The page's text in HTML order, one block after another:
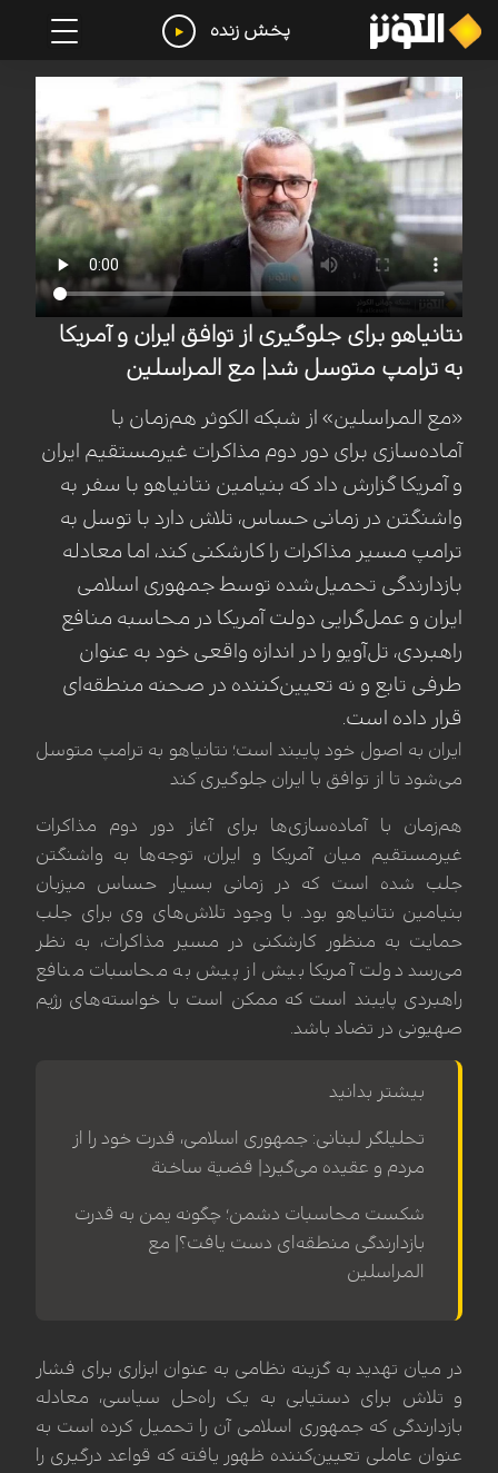
پخش زنده
نتانیاهو برای جلوگیری از توافق ایران و آمریکا
به ترامپ متوسل شد| مع المراسلین
«مع المراسلین» از شبکه الکوثر هم‌زمان با
آماده‌سازی برای دور دوم مذاکرات غیرمستقیم ایران
و آمریکا گزارش داد که بنیامین نتانیاهو با سفر به
واشنگتن در زمانی حساس، تلاش دارد با توسل به
ترامپ مسیر مذاکرات را کارشکنی کند، اما معادله
بازدارندگی تحمیل‌شده توسط جمهوری اسلامی
ایران و عمل‌گرایی دولت آمریکا در محاسبه منافع
راهبردی، تل‌آویو را در اندازه واقعی خود به عنوان
طرفی تابع و نه تعیین‌کننده در صحنه منطقه‌ای
قرار داده است.
ایران به اصول خود پایبند است؛ نتانیاهو به ترامپ متوسل
می‌شود تا از توافق با ایران جلوگیری کند
هم‌زمان با آماده‌سازی‌ها برای آغاز دور دوم مذاکرات
غیرمستقیم میان آمریکا و ایران، توجه‌ها به واشنگتن
جلب شده است که در زمانی بسیار حساس میزبان
بنیامین نتانیاهو بود. با وجود تلاش‌های وی برای جلب
حمایت به منظور کارشکنی در مسیر مذاکرات، به نظر
می‌رسد دولت آمریکا بیش از پیش به محاسبات منافع
راهبردی پایبند است که ممکن است با خواسته‌های رژیم
صهیونی در تضاد باشد.
بیشتر بدانید
تحلیلگر لبنانی: جمهوری اسلامی، قدرت خود را از
مردم و عقیده می‌گیرد| قضیة ساخنة
شکست محاسبات دشمن؛ چگونه یمن به قدرت
بازدارندگی منطقه‌ای دست یافت؟| مع
المراسلین
در میان تهدید به گزینه نظامی به عنوان ابزاری برای فشار
و تلاش برای دستیابی به یک راه‌حل سیاسی، معادله
بازدارندگی که جمهوری اسلامی آن را تحمیل کرده است به
عنوان عاملی تعیین‌کننده ظهور یافته که قواعد درگیری را